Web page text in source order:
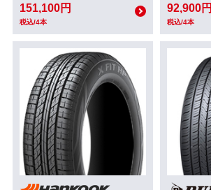
151,100円
税込/4本
92,900円
税込/4本